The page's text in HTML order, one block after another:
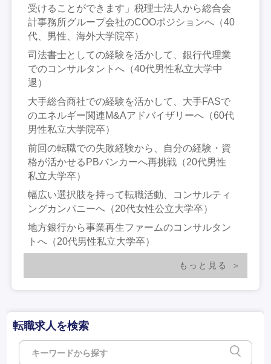
受けることができます」税理士法人から総合会
計事務所グループ会社のCOOポジションへ（40
代、男性、海外大学院卒）
司法書士としての経験を活かして、銀行代理業
でのコンサルタントへ（40代男性私立大学中
退）
大手総合商社での経験を活かして、大手FASで
のエネルギー関連M&Aアドバイザリーへ（60代
男性私立大学院卒）
前回の転職での失敗経験から、自分の経験・資
格が活かせるPBバンカーへ再挑戦（20代男性
私立大学卒）
幅広い選択肢を持って転職活動、コンサルティ
ングカンパニーへ（20代女性公立大学卒）
地方銀行から事業再生ファームのコンサルタン
トへ（20代男性私立大学卒）
もっと見る
転職求人を検索